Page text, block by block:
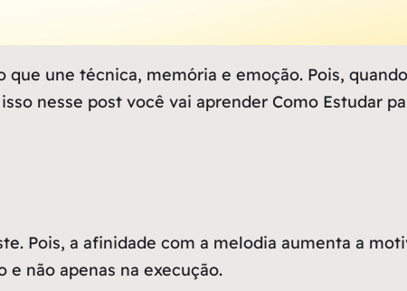
que une técnica, memória e emoção. Pois,
nesse post você vai aprender Como Estudar
Pois, a afinidade com a melodia aumenta a
não apenas na execução.